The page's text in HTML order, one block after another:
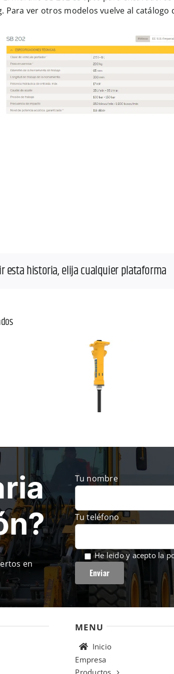
Para ver otros modelos vuelve al catálogo
esta historia, elija cualquier plataforma
en
Tu nombre
Tu teléfono
He leido y acepto la
MENU
Inicio
Empresa
Productos